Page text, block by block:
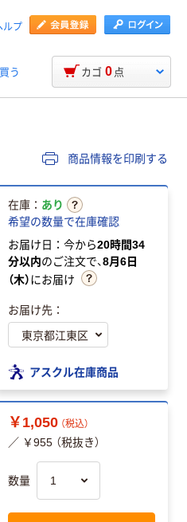
ルプ
う カゴ 0 点
商品情報を印刷する
在庫： あり
希望の数量で在庫確認
お届け日：今から20時間34
分以内のご注文で、8月6日
（木）にお届け
お届け先：
アスクル在庫商品
￥1,050 （税込）
／ ￥955 （税抜き）
数量